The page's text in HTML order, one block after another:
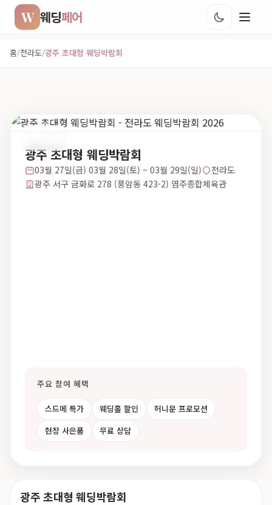
W 웨딩페어
홈/전라도/광주 초대형 웨딩박람회
광주 초대형 웨딩박람회
03월 27일(금) 03월 28일(토) ~ 03월 29일(일)
전라도
광주 서구 금화로 278 (풍암동 423-2) 염주종합체육관
주요 참여 혜택
스드메 특가 웨딩홀 할인
허니문 프로모션
현장 사은품
무료 상담
광주 초대형 웨딩박람회